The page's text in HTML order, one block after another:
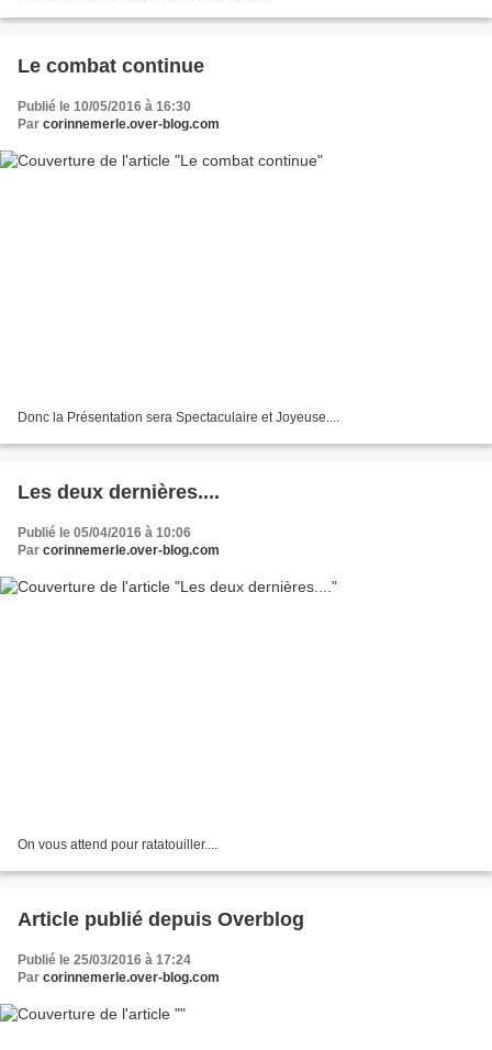
Le combat continue
Publié le 10/05/2016 à 16:30
Par corinnemerle.over-blog.com
Donc la Présentation sera Spectaculaire et Joyeuse....
Les deux dernières....
Publié le 05/04/2016 à 10:06
Par corinnemerle.over-blog.com
On vous attend pour ratatouiller....
Article publié depuis Overblog
Publié le 25/03/2016 à 17:24
Par corinnemerle.over-blog.com